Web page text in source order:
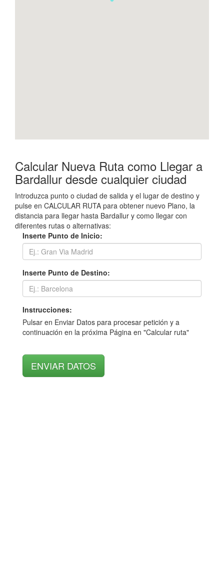
Calcular Nueva Ruta como Llegar a
Bardallur desde cualquier ciudad
Introduzca punto o ciudad de salida y el lugar de destino y
pulse en CALCULAR RUTA para obtener nuevo Plano, la
distancia para llegar hasta Bardallur y como llegar con
diferentes rutas o alternativas:
Inserte Punto de Inicio:
Inserte Punto de Destino:
Instrucciones:
Pulsar en Enviar Datos para procesar petición y a
continuación en la próxima Página en "Calcular ruta"